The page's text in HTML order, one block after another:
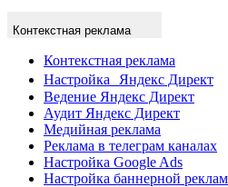
Контекстная реклама
Контекстная реклама
Настройка Яндекс Директ
Ведение Яндекс Директ
Аудит Яндекс Директ
Медийная реклама
Реклама в телеграм каналах
Настройка Google Ads
Настройка баннерной